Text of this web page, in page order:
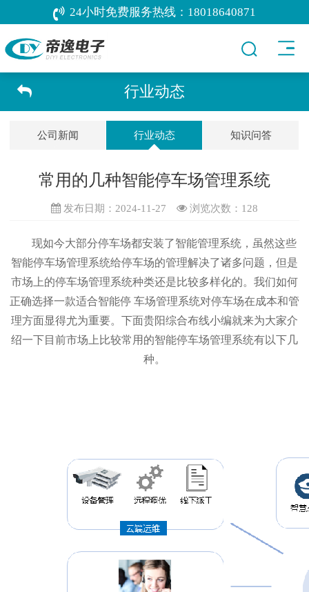
24小时免费服务热线： 18018640871
行业动态
公司新闻 行业动态 知识问答
常用的几种智能停车场管理系统
发布日期：2024-11-27 浏览次数： 128
现如今大部分停车场都安装了智能管理系统，虽然这些
智能停车场管理系统给停车场的管理解决了诸多问题，但是
市场上的停车场管理系统种类还是比较多样化的。我们如何
正确选择一款适合智能停 车场管理系统对停车场在成本和管
理方面显得尤为重要。下面贵阳综合布线小编就来为大家介
绍一下目前市场上比较常用的智能停车场管理系统有以下几
种。